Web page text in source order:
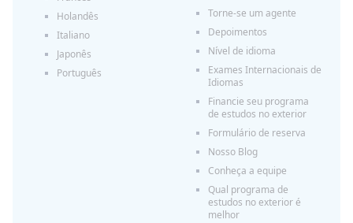
Holandês
Italiano
Japonês
Português
Torne-se um agente
Depoimentos
Nível de idioma
Exames Internacionais de
Idiomas
Financie seu programa
de estudos no exterior
Formulário de reserva
Nosso Blog
Conheça a equipe
Qual programa de
estudos no exterior é
melhor